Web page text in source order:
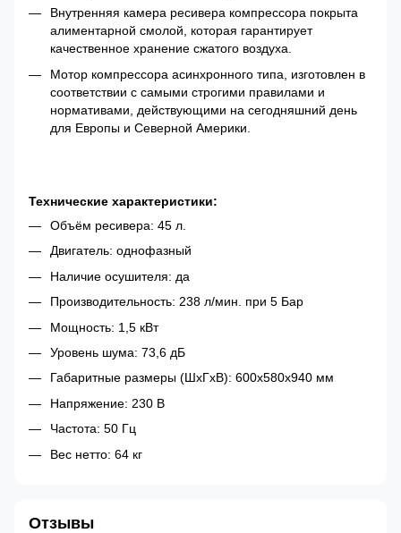
Внутренняя камера ресивера компрессора покрыта
алиментарной смолой, которая гарантирует
качественное хранение сжатого воздуха.
Мотор компрессора асинхронного типа, изготовлен в
соответствии с самыми строгими правилами и
нормативами, действующими на сегодняшний день
для Европы и Северной Америки.
Технические характеристики:
Объём ресивера: 45 л.
Двигатель: однофазный
Наличие осушителя: да
Производительность: 238 л/мин. при 5 Бар
Мощность: 1,5 кВт
Уровень шума: 73,6 дБ
Габаритные размеры (ШхГхВ): 600х580х940 мм
Напряжение: 230 В
Частота: 50 Гц
Вес нетто: 64 кг
Отзывы